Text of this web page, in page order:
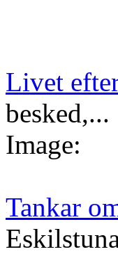
Livet
besked,...
Image:
Tankar